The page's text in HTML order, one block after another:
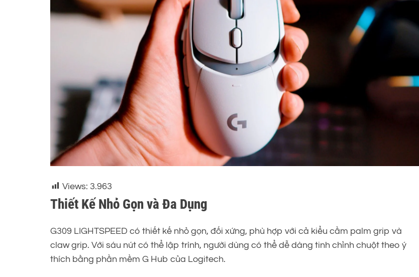
Views: 3.963
Thiết Kế Nhỏ Gọn và Đa Dụng
G309 LIGHTSPEED có thiết kế nhỏ gọn, đối xứng, phù hợp với cả kiểu cầm palm grip và
claw grip. Với sáu nút có thể lập trình, người dùng có thể dễ dàng tinh chỉnh chuột theo ý
thích bằng phần mềm G Hub của Logitech.